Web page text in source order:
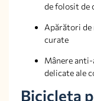
de folosit de
Apărători de
curate
Mânere
delicate ale
Bicicleta